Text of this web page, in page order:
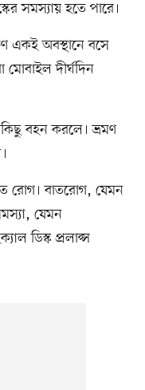
সমস্যায় হতে পারে।
একই অবস্থানে বসে
দীর্ঘদিন
কিছু বহন করলে। ভ্রমণ
রোগ। বাতরোগ, যেমন
যেমন
ডিস্ক প্রলাপ্স